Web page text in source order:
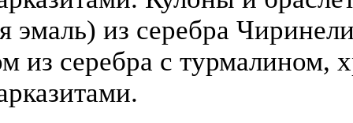
эмаль) из серебра
из серебра с турмалином,